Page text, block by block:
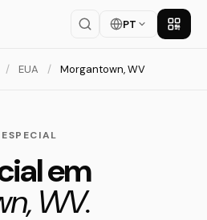
PT Baixar
/ EUA / Morgantown, WV
em
WV.